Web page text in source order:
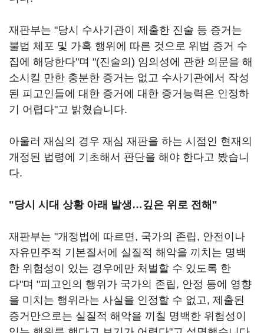
재판부는 "당시 수사기관이 제출한 진술 등 증거는
불법 체포 및 가혹 행위에 따른 것으로 위법 증거 수
집에 해당한다"며 "(진술의) 임의성에 관한 의문을 해
소시킬 만한 충분한 증거는 없고 수사기관에서 작성
된 피고인들에 대한 증거에 대한 증거능력은 인정하
기 어렵다"고 밝혔습니다.
아울러 재심의 경우 재심 재판을 하는 시점인 현재의
개정된 법령에 기초해서 판단을 해야 한다고 봤습니
다.
"당시 시대 상황 아래 발생…깊은 위로 전해"
재판부는 "개정법에 따르면, 국가의 존립, 안전이나
자유민주적 기본질서에 실질적 해악을 끼치는 명백
한 위험성이 있는 경우에만 처벌할 수 있도록 한
다"며 "피고인의 행위가 국가의 존립, 안정 등에 영향
을 미치는 행위라는 사실을 인정할 수 없고, 제출된
증거만으로는 실질적 해악을 끼칠 명백한 위험성이